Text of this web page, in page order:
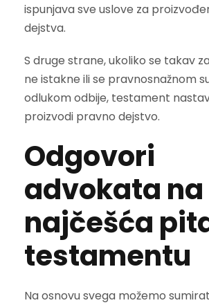
ispunjava sve uslove za
dejstva.
S druge strane, ukoliko se takav
ne istakne ili se pravnosnažnom
odlukom odbije, testament
proizvodi pravno dejstvo.
Odgovori
advokata na
najčešća
testamentu
Na osnovu svega možemo